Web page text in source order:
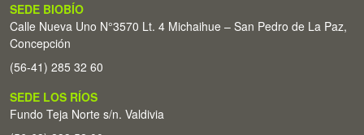
SEDE BIOBÍO
Calle Nueva Uno N°3570 Lt. 4 Michaihue – San Pedro de La Paz,
Concepción
(56-41) 285 32 60
SEDE LOS RÍOS
Fundo Teja Norte s/n. Valdivia